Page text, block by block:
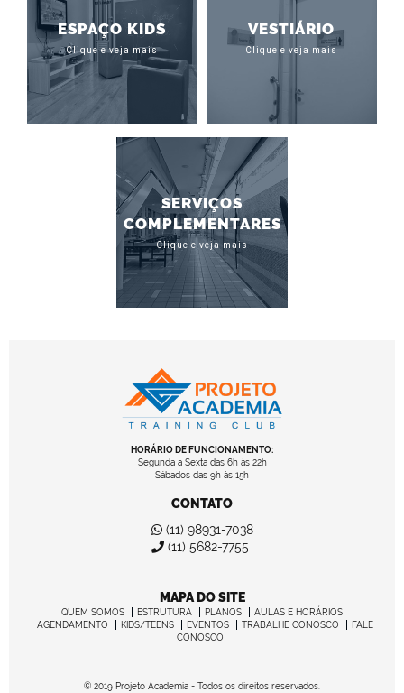
ESPAÇO KIDS
Clique e veja mais
VESTIÁRIO
Clique e veja mais
SERVIÇOS
COMPLEMENTARES
Clique e veja mais
HORÁRIO DE FUNCIONAMENTO:
Segunda a Sexta das 6h às 22h
Sábados das 9h às 15h
CONTATO
(11) 98931-7038
(11) 5682-7755
MAPA DO SITE
QUEM SOMOS ESTRUTURA PLANOS
AULAS E HORÁRIOS
AGENDAMENTO
KIDS/TEENS EVENTOS TRABALHE CONOSCO
FALE
CONOSCO
© 2019 Projeto Academia - Todos os direitos reservados.